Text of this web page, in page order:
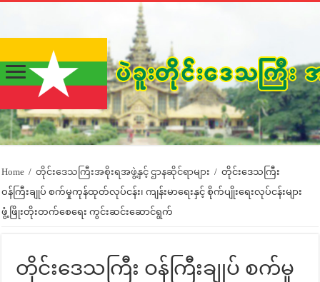
Home / တိုင်းဒေသကြီးအစိုးရအဖွဲ့နှင့် ဌာနဆိုင်ရာများ / တိုင်းဒေသကြီး
ဝန်ကြီးချုပ် စက်မှုကုန်ထုတ်လုပ်ငန်း၊ ကျန်းမာရေးနှင့် စိုက်ပျိုးရေးလုပ်ငန်းများ
ဖွံ့ဖြိုးတိုးတက်စေရေး ကွင်းဆင်းဆောင်ရွက်
တိုင်းဒေသကြီး ဝန်ကြီးချုပ် စက်မှု